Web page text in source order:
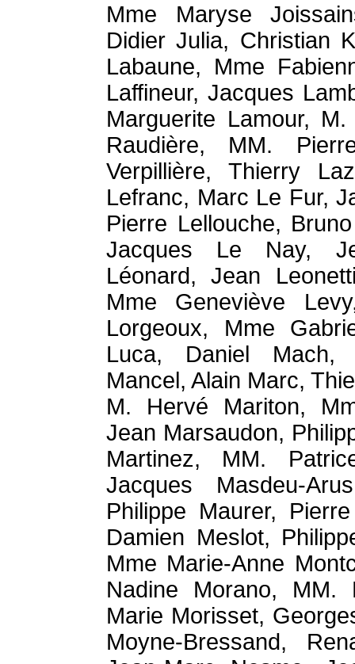
Mme Maryse
Didier Julia, Christian
Labaune, Mme
Laffineur, Jacques
Marguerite Lamour,
Raudière, MM.
Verpillière, Thierry
Lefranc, Marc Le Fur,
Pierre Lellouche,
Jacques Le Nay,
Léonard, Jean
Mme Geneviève
Lorgeoux, Mme
Luca, Daniel Mach,
Mancel, Alain Marc,
M. Hervé Mariton,
Jean Marsaudon,
Martinez, MM.
Jacques Masdeu-
Philippe Maurer,
Damien Meslot,
Mme Marie-Anne
Nadine Morano, MM.
Marie Morisset,
Moyne-Bressand,